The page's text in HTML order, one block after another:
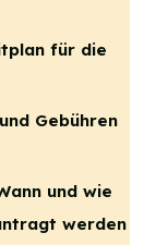
für die
Gebühren
und wie
werden